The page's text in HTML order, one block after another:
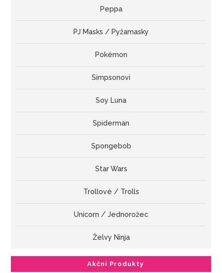
Peppa
PJ Masks / Pyžamasky
Pokémon
Simpsonovi
Soy Luna
Spiderman
Spongebob
Star Wars
Trollové / Trolls
Unicorn / Jednorožec
Želvy Ninja
Akční Produkty